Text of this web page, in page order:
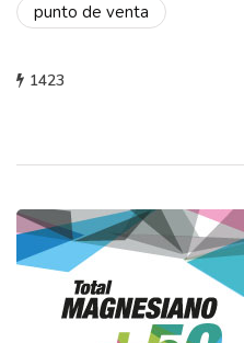
punto de venta
1423